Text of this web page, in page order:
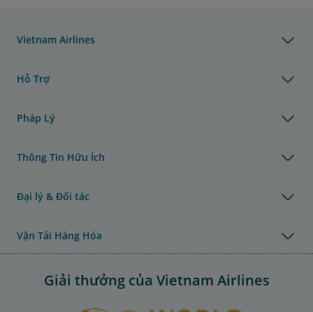
Vietnam Airlines
Hỗ Trợ
Pháp Lý
Thông Tin Hữu Ích
Đại lý & Đối tác
Vận Tải Hàng Hóa
Giải thưởng của Vietnam Airlines